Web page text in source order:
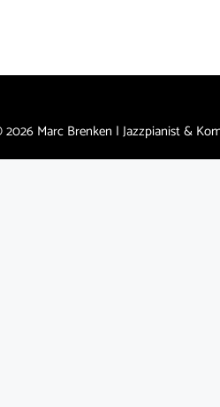
Marc Brenken | Jazzpianist &